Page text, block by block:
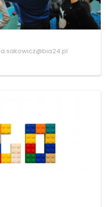
a.sakowicz@bia24.pl